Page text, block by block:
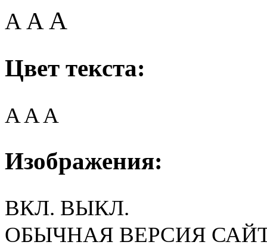
A AA
Цвет текста:
AAA
Изображения:
ВКЛ. ВЫКЛ.
ОБЫЧНАЯ ВЕРСИЯ